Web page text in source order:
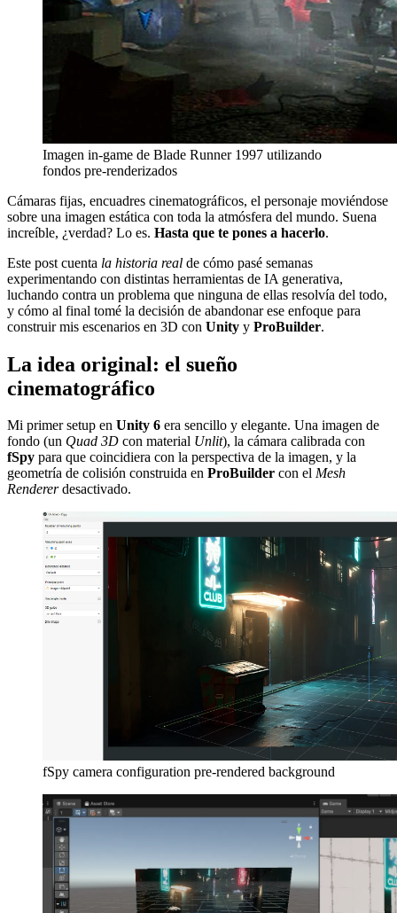
Imagen in-game de Blade Runner 1997 utilizando
fondos pre-renderizados
Cámaras fijas, encuadres cinematográficos, el personaje moviéndose
sobre una imagen estática con toda la atmósfera del mundo. Suena
increíble, ¿verdad? Lo es. Hasta que te pones a hacerlo.
Este post cuenta la historia real de cómo pasé semanas
experimentando con distintas herramientas de IA generativa,
luchando contra un problema que ninguna de ellas resolvía del todo,
y cómo al final tomé la decisión de abandonar ese enfoque para
construir mis escenarios en 3D con Unity y ProBuilder.
La idea original: el sueño
cinematográfico
Mi primer setup en Unity 6 era sencillo y elegante. Una imagen de
fondo (un Quad 3D con material Unlit), la cámara calibrada con
fSpy para que coincidiera con la perspectiva de la imagen, y la
geometría de colisión construida en ProBuilder con el Mesh
Rendererdesactivado.
fSpy camera configuration pre-rendered background